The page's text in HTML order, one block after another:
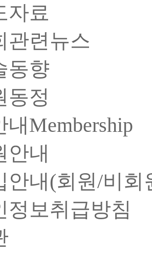
자료
관련뉴스
동향
동정
내Membership
안내
안내(회원/비회
정보취급방침